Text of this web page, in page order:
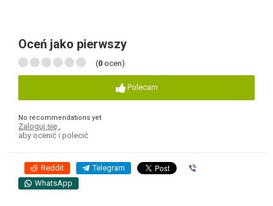
Oceń jako pierwszy
(0 ocen)
Polecam
No recommendations yet
Zaloguj się
aby ocenić i polecić
Reddit Telegram
WhatsApp